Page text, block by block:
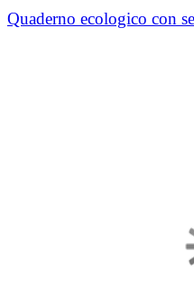
Quaderno ecologico con